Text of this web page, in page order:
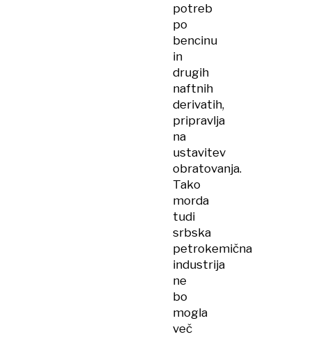
potreb
po
bencinu
in
drugih
naftnih
derivatih,
pripravlja
na
ustavitev
obratovanja.
Tako
morda
tudi
srbska
petrokemična
industrija
ne
bo
mogla
več